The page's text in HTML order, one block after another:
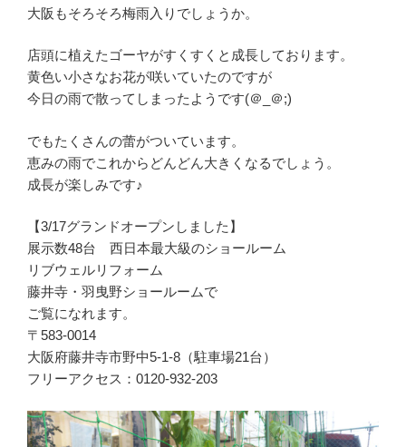
大阪もそろそろ梅雨入りでしょうか。
店頭に植えたゴーヤがすくすくと成長しております。
黄色い小さなお花が咲いていたのですが
今日の雨で散ってしまったようです(＠_＠;)
でもたくさんの蕾がついています。
恵みの雨でこれからどんどん大きくなるでしょう。
成長が楽しみです♪
【3/17グランドオープンしました】
展示数48台 西日本最大級のショールーム
リブウェルリフォーム
藤井寺・羽曳野ショールームで
ご覧になれます。
〒583-0014
大阪府藤井寺市野中5-1-8（駐車場21台）
フリーアクセス：0120-932-203